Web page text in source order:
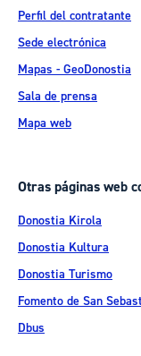
Perfil del contratante
Sede electrónica
Mapas - GeoDonostia
Sala de prensa
Mapa web
Otras páginas web
Donostia Kirola
Donostia Kultura
Donostia Turismo
Fomento de San
Dbus